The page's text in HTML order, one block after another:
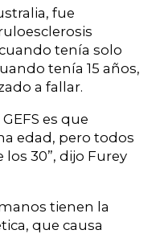
fue
tenía solo
tenía 15 años,
a fallar.
es que
edad, pero todos
30”, dijo Furey
tienen la
que causa